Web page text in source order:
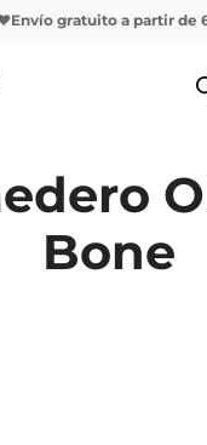
gratuito a partir de
Bone